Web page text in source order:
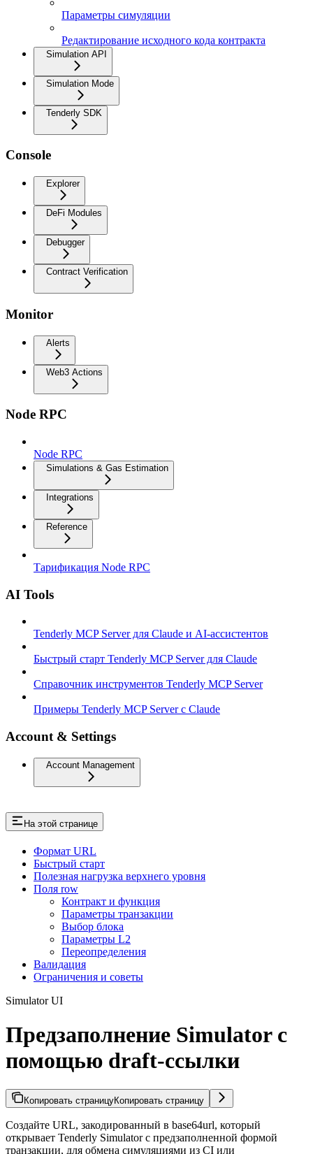
Параметры симуляции
Редактирование исходного кода контракта
Simulation API
Simulation Mode
Tenderly SDK
Console
Explorer
DeFi Modules
Debugger
Contract Verification
Monitor
Alerts
Web3 Actions
Node RPC
Node RPC
Simulations & Gas Estimation
Integrations
Reference
Тарификация Node RPC
AI Tools
Tenderly MCP Server для Claude и AI-ассистентов
Быстрый старт Tenderly MCP Server для Claude
Справочник инструментов Tenderly MCP Server
Примеры Tenderly MCP Server с Claude
Account & Settings
Account Management
На этой странице
Формат URL
Быстрый старт
Полезная нагрузка верхнего уровня
Поля row
Контракт и функция
Параметры транзакции
Выбор блока
Параметры L2
Переопределения
Валидация
Ограничения и советы
Simulator UI
Предзаполнение Simulator с
помощью draft-ссылки
Копировать страницуКопировать страницу
Создайте URL, закодированный в base64url, который
открывает Tenderly Simulator с предзаполненной формой
транзакции, для обмена симуляциями из CI или